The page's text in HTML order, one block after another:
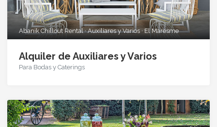
Abanik Chillout Rental · Auxiliares y Varios · El Maresme
Alquiler de Auxiliares y Varios
Para Bodas y Caterings